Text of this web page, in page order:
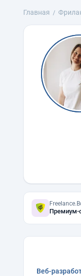
Главная
Премиум-
Веб-